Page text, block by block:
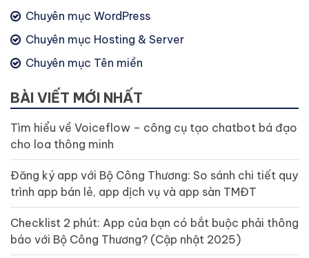
Chuyên mục WordPress
Chuyên mục Hosting & Server
Chuyên mục Tên miền
BÀI VIẾT MỚI NHẤT
Tìm hiểu về Voiceflow – công cụ tạo chatbot bá đạo
cho loa thông minh
Đăng ký app với Bộ Công Thương: So sánh chi tiết quy
trình app bán lẻ, app dịch vụ và app sàn TMĐT
Checklist 2 phút: App của bạn có bắt buộc phải thông
báo với Bộ Công Thương? (Cập nhật 2025)